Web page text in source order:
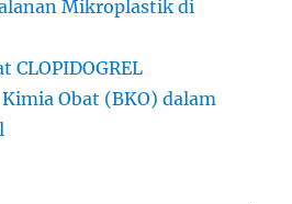
Mikroplastik di
CLOPIDOGREL
Obat (BKO) dalam